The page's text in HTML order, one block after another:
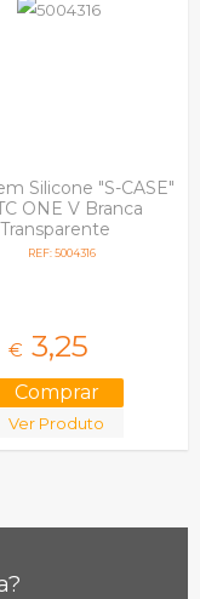
Silicone "S-CASE"
ONE V Branca
Transparente
REF: 5004316
€ 3,25
Ver Produto